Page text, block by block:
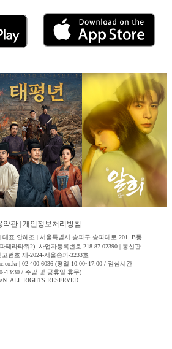
약관 개인정보처리방침
표 안해조 | 서울특별시 송파구 송파대로 201, B동
테라타워2) 사업자등록번호 218-87-02390 | 통신판
번호 제-2024-서울송파-3233호
| 02-400-6036 (평일 10:00~17:00 / 점심시간
/ 주말 및 공휴일 휴무)
ALL RIGHTS RESERVED